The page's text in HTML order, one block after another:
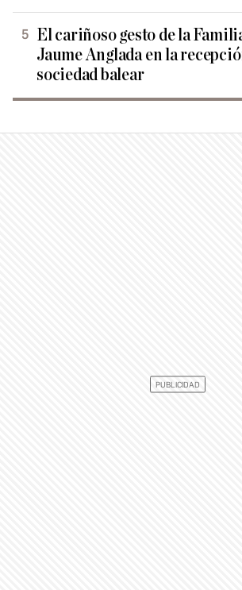
El cariñoso gesto de la
Jaume Anglada en la
sociedad balear